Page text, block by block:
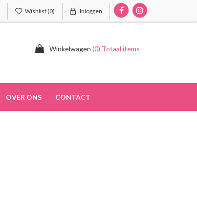
Wishlist(0) Inloggen
Winkelwagen (0) Totaal items
OVER ONS CONTACT